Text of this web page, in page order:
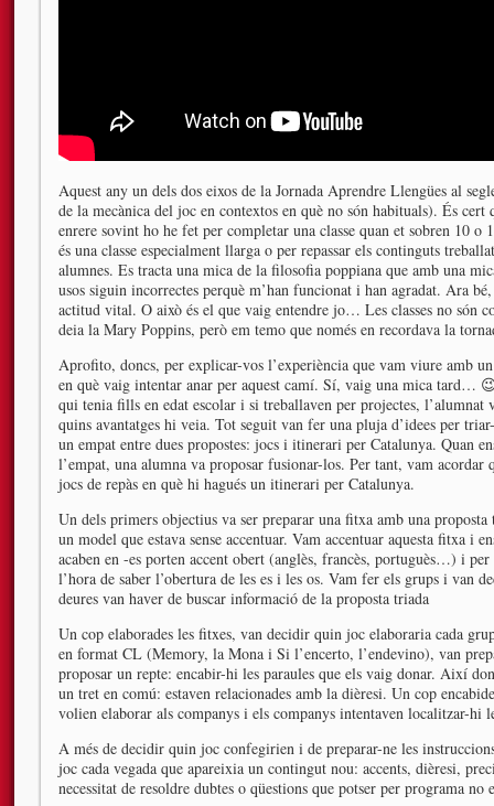
Aquest any un dels dos eixos de la Jornada Aprendre Llengües al
de la mecànica del joc en contextos en què no són habituals). És
enrere sovint ho he fet per completar una classe quan et sobren 10
és una classe especialment llarga o per repassar els continguts
alumnes. Es tracta una mica de la filosofia poppiana que amb una
usos siguin incorrectes perquè m’han funcionat i han agradat. Ara
actitud vital. O això és el que vaig entendre jo… Les classes no són
deia la Mary Poppins, però em temo que només en recordava la
Aprofito, doncs, per explicar-vos l’experiència que vam viure amb
en què vaig intentar anar per aquest camí. Sí, vaig una mica tard…
qui tenia fills en edat escolar i si treballaven per projectes,
quins avantatges hi veia. Tot seguit van fer una pluja d’idees per
un empat entre dues propostes: jocs i itinerari per Catalunya. Quan
l’empat, una alumna va proposar fusionar-los. Per tant, vam acordar
jocs de repàs en què hi hagués un itinerari per Catalunya.
Un dels primers objectius va ser preparar una fitxa amb una
un model que estava sense accentuar. Vam accentuar aquesta fitxa i
acaben en -es porten accent obert (anglès, francès, portuguès…) i
l’hora de saber l’obertura de les es i les os. Vam fer els grups i van
deures van haver de buscar informació de la proposta triada
Un cop elaborades les fitxes, van decidir quin joc elaboraria cada
en format CL (Memory, la Mona i Si l’encerto, l’endevino), van
proposar un repte: encabir-hi les paraules que els vaig donar. Així
un tret en comú: estaven relacionades amb la dièresi. Un cop
volien elaborar als companys i els companys intentaven localitzar-hi
A més de decidir quin joc confegirien i de preparar-ne les
joc cada vegada que apareixia un contingut nou: accents, dièresi,
necessitat de resoldre dubtes o qüestions que potser per programa